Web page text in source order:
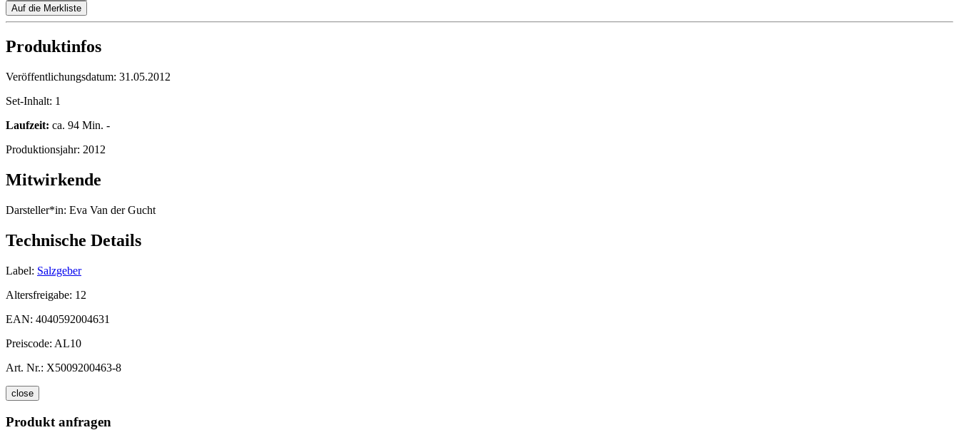
Auf die Merkliste
Produktinfos
Veröffentlichungsdatum: 31.05.2012
Set-Inhalt: 1
Laufzeit: ca. 94 Min. -
Produktionsjahr: 2012
Mitwirkende
Darsteller*in: Eva Van der Gucht
Technische Details
Label: Salzgeber
Altersfreigabe: 12
EAN: 4040592004631
Preiscode: AL10
Art. Nr.: X5009200463-8
close
Produkt anfragen